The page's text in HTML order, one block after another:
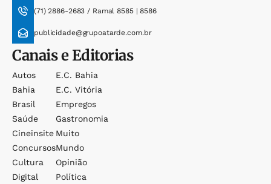
(71) 2886-2683 / Ramal 8585 | 8586
publicidade@grupoatarde.com.br
Canais e Editorias
Autos
Bahia
Brasil
Saúde
Cineinsite
Concursos
Cultura
Digital
E.c. Bahia
E.c. Vitória
Empregos
Gastronomia
Muito
Mundo
Opinião
Política